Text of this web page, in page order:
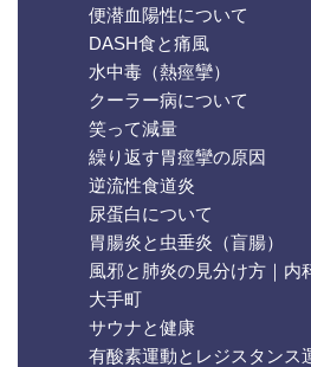
便潜血陽性について
DASH食と痛風
水中毒（熱痙攣）
クーラー病について
笑って減量
繰り返す胃痙攣の原因
逆流性食道炎
尿蛋白について
胃腸炎と虫垂炎（盲腸）
風邪と肺炎の見分け方｜内
大手町
サウナと健康
有酸素運動とレジスタンス